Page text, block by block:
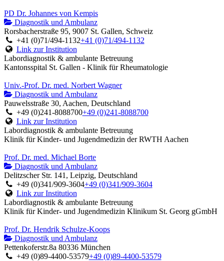
PD Dr. Johannes von Kempis
Diagnostik und Ambulanz
Rorsbacherstraße 95, 9007 St. Gallen, Schweiz
+41 (0)71/494-1132+41 (0)71/494-1132
Link zur Institution
Labordiagnostik & ambulante Betreuung
Kantonsspital St. Gallen - Klinik für Rheumatologie
Univ.-Prof. Dr. med. Norbert Wagner
Diagnostik und Ambulanz
Pauwelsstraße 30, Aachen, Deutschland
+49 (0)241-8088700+49 (0)241-8088700
Link zur Institution
Labordiagnostik & ambulante Betreuung
Klinik für Kinder- und Jugendmedizin der RWTH Aachen
Prof. Dr. med. Michael Borte
Diagnostik und Ambulanz
Delitzscher Str. 141, Leipzig, Deutschland
+49 (0)341/909-3604+49 (0)341/909-3604
Link zur Institution
Labordiagnostik & ambulante Betreuung
Klinik für Kinder- und Jugendmedizin Klinikum St. Georg gGmbH
Prof. Dr. Hendrik Schulze-Koops
Diagnostik und Ambulanz
Pettenkoferstr.8a 80336 München
+49 (0)89-4400-53579+49 (0)89-4400-53579